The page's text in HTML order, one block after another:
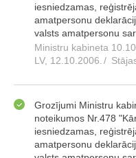
iesniedzamas,
amatpersonu
valsts amatpersonu
Ministru kabineta
LV, 12.10.2006. /
Grozījumi Ministru
noteikumos Nr.478
iesniedzamas,
amatpersonu